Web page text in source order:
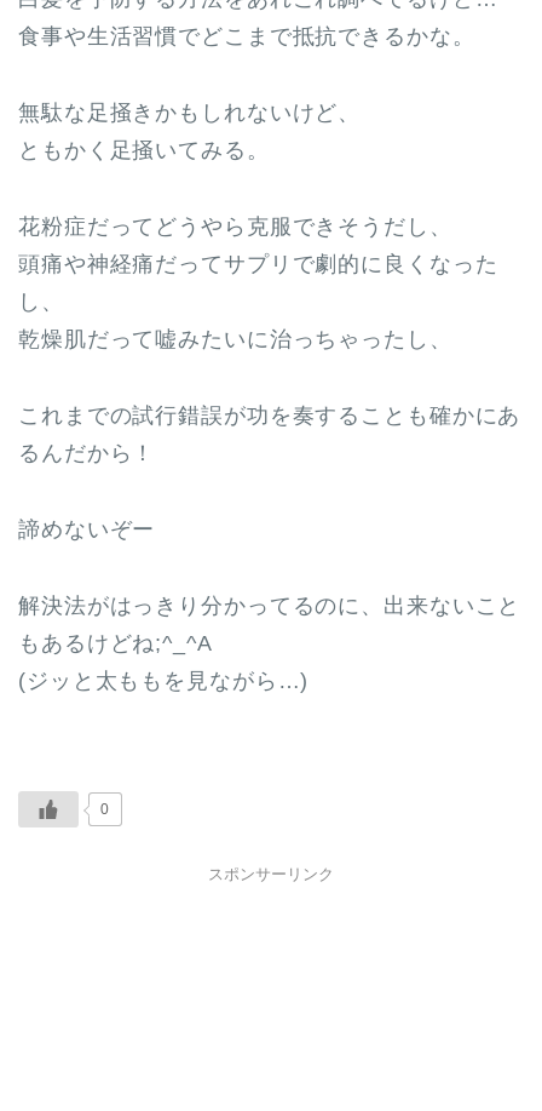
食事や生活習慣でどこまで抵抗できるかな。
無駄な足掻きかもしれないけど、
ともかく足掻いてみる。
花粉症だってどうやら克服できそうだし、
頭痛や神経痛だってサプリで劇的に良くなった
し、
乾燥肌だって嘘みたいに治っちゃったし、
これまでの試行錯誤が功を奏することも確かにあ
るんだから！
諦めないぞー
解決法がはっきり分かってるのに、出来ないこと
もあるけどね;^_^A
(ジッと太ももを見ながら…)
0
スポンサーリンク